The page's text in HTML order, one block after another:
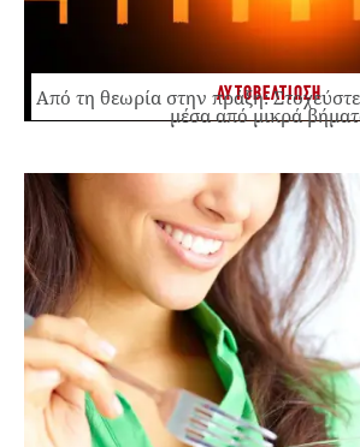
ΑΥΤΟΒΕΛΤΙΩΣΗ
Από τη θεωρία στην πράξη:
μέσα από μικρά